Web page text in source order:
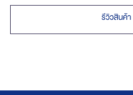
รีวิวสินค้า